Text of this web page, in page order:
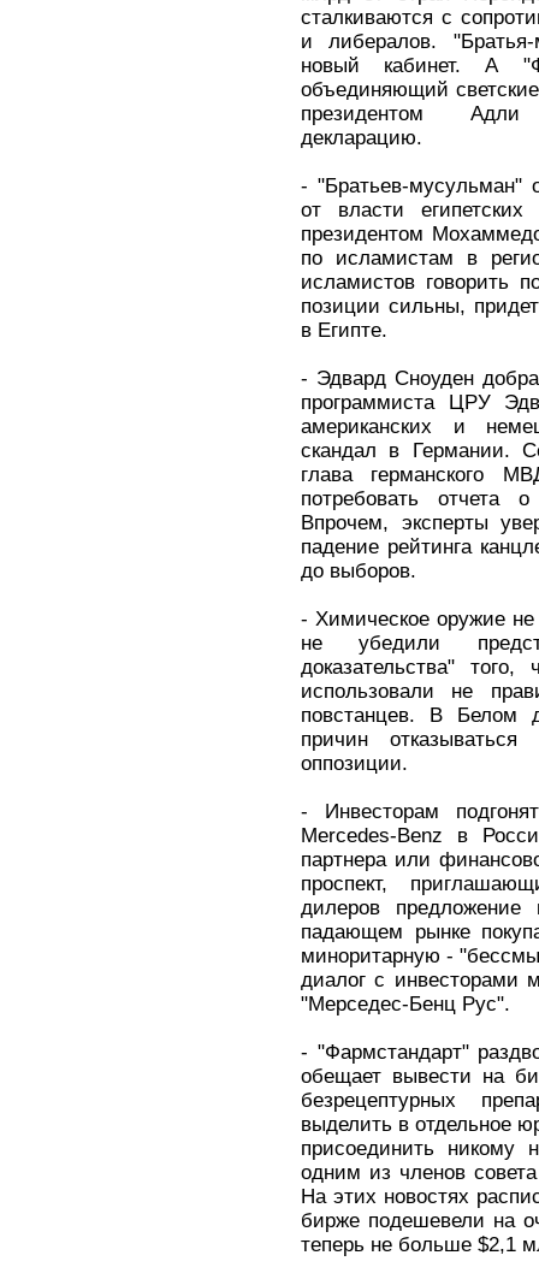
сталкиваются с
и либералов.
новый кабинет. А
объединяющий
президентом Адли
декларацию.
- "Братьев-мусульман"
от власти
президентом
по исламистам в
исламистов говорить
позиции сильны,
в Египте.
- Эдвард Сноуден
программиста ЦРУ
американских и
скандал в Германии.
глава германского
потребовать отчета
Впрочем, эксперты
падение рейтинга
до выборов.
- Химическое оружие
не убедили
доказательства"
использовали не
повстанцев. В Белом
причин
оппозиции.
- Инвесторам
Mercedes-Benz в
партнера или
проспект,
дилеров предложение
падающем рынке
миноритарную -
диалог с инвесторами
"Мерседес-Бенц Рус".
- "Фармстандарт"
обещает вывести на
безрецептурных
выделить в отдельное
присоединить никому
одним из членов
На этих новостях
бирже подешевели на
теперь не больше $2,1